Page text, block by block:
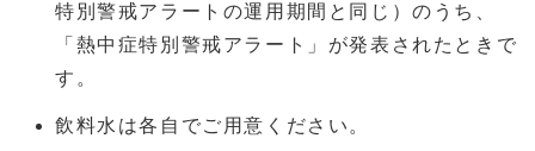
特別警戒アラートの運用期間と同じ）のうち、
「熱中症特別警戒アラート」が発表されたときで
す。
飲料水は各自でご用意ください。